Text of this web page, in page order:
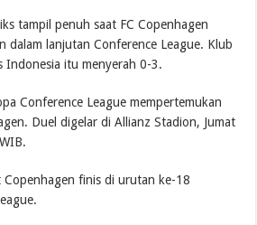
tampil penuh saat FC Copenhagen
dalam lanjutan Conference League. Klub
Indonesia itu menyerah 0-3.
Conference League mempertemukan
Duel digelar di Allianz Stadion, Jumat
Copenhagen finis di urutan ke-18